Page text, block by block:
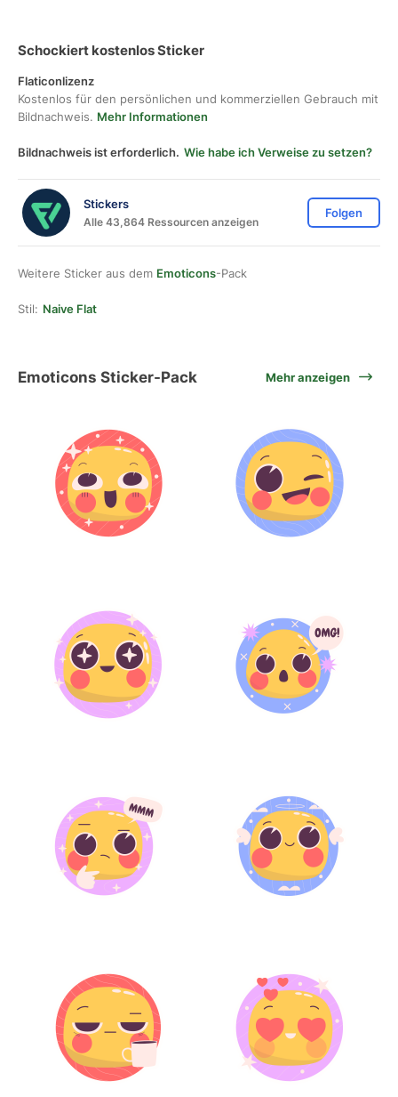
Schockiert kostenlos Sticker
Flaticonlizenz
Kostenlos für den persönlichen und kommerziellen Gebrauch mit
Bildnachweis. Mehr Informationen
Bildnachweis ist erforderlich. Wie habe ich Verweise zu setzen?
Stickers
Alle 43,864 Ressourcen anzeigen
Folgen
Weitere Sticker aus dem Emoticons-Pack
Stil: Naive Flat
Emoticons Sticker-Pack Mehr anzeigen